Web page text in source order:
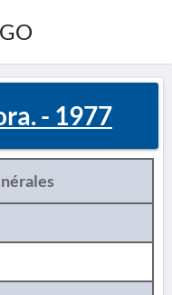
- 1977